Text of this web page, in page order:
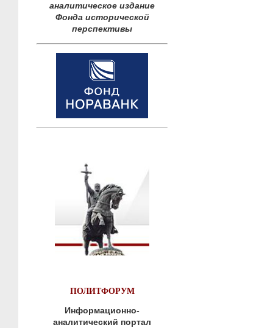
аналитическое издание
Фонда исторической
перспективы
ПОЛИТФОРУМ
Информационно-
аналитический портал